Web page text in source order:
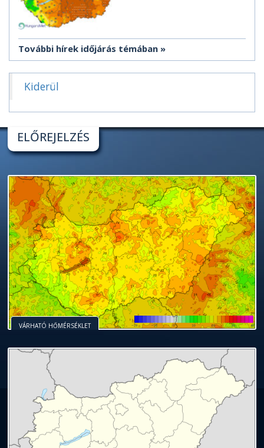
További hírek időjárás témában
Kiderül
ELŐREJELZÉS
VÁRHATÓ HŐMÉRSÉKLET